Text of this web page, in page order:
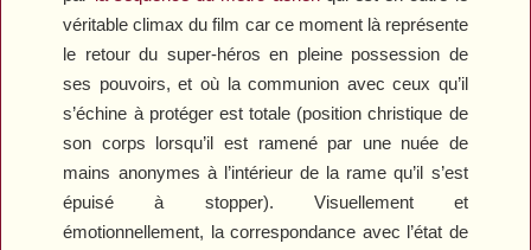
véritable climax du film car ce moment là représente
le retour du super-héros en pleine possession de
ses pouvoirs, et où la communion avec ceux qu’il
s’échine à protéger est totale (position christique de
son corps lorsqu’il est ramené par une nuée de
mains anonymes à l’intérieur de la rame qu’il s’est
épuisé à stopper). Visuellement et
émotionnellement, la correspondance avec l’état de